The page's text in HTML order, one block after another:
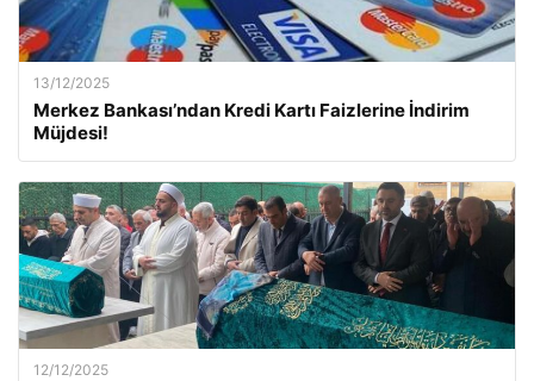
13/12/2025
Merkez Bankası’ndan Kredi Kartı Faizlerine İndirim
Müjdesi!
12/12/2025